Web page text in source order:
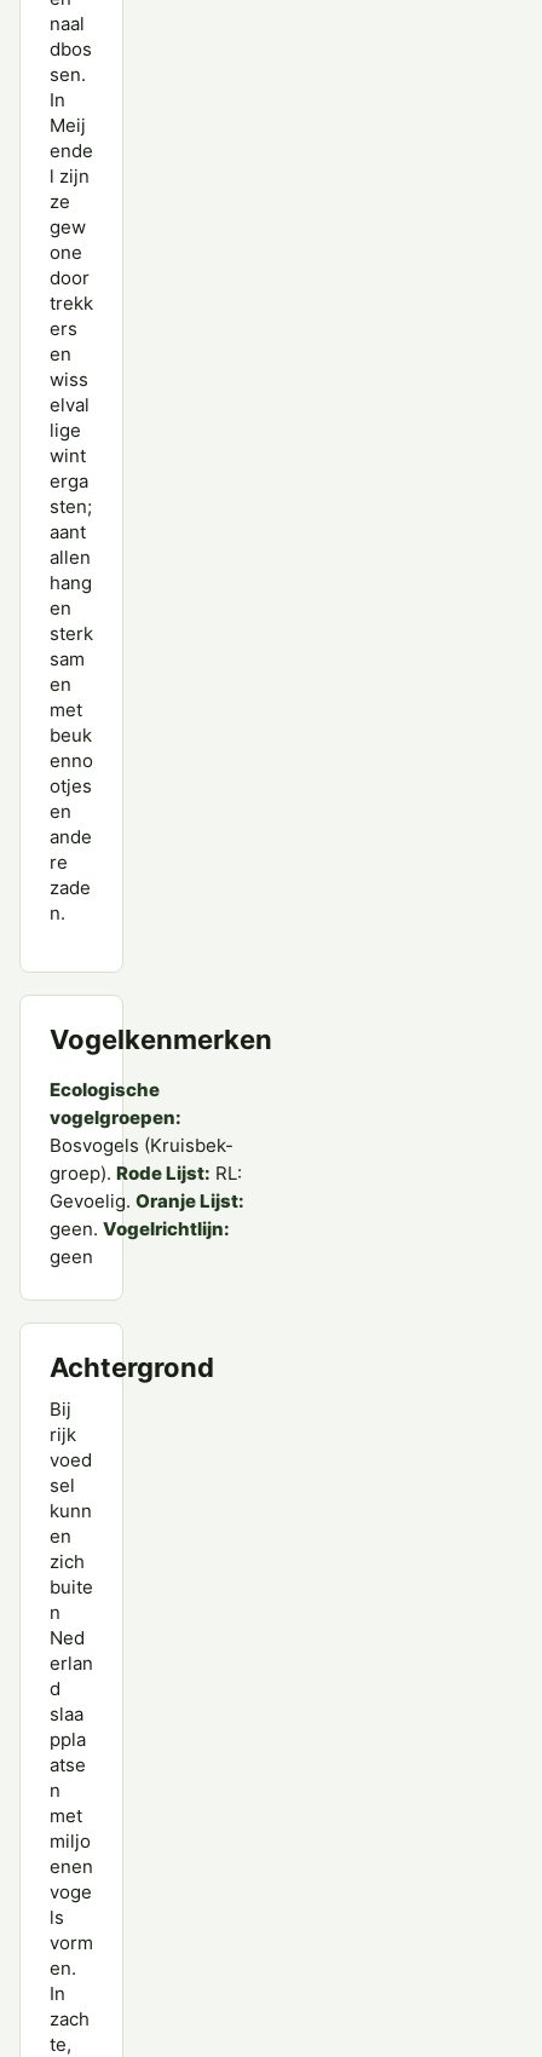
naal
dbos
sen.
In
Meij
ende
l zijn
ze
gew
one
door
trekk
ers
en
wiss
elval
lige
wint
erga
sten;
aant
allen
hang
en
sterk
sam
en
met
beuk
enno
otjes
en
ande
re
zade
n.
Vogelkenmerken
Ecologische
vogelgroepen:
Bosvogels (Kruisbek-
groep). Rode Lijst: RL:
Gevoelig. Oranje Lijst:
geen. Vogelrichtlijn:
geen
Achtergrond
Bij
rijk
voed
sel
kunn
en
zich
buite
n
Ned
erlan
d
slaa
ppla
atse
n
met
miljo
enen
voge
ls
vorm
en.
In
zach
te,